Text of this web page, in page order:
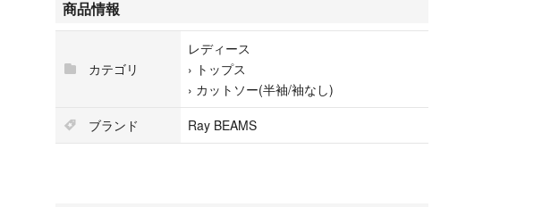
商品情報
カテゴリ
レディース
› トップス
› カットソー(半袖/袖なし)
ブランド
Ray BEAMS